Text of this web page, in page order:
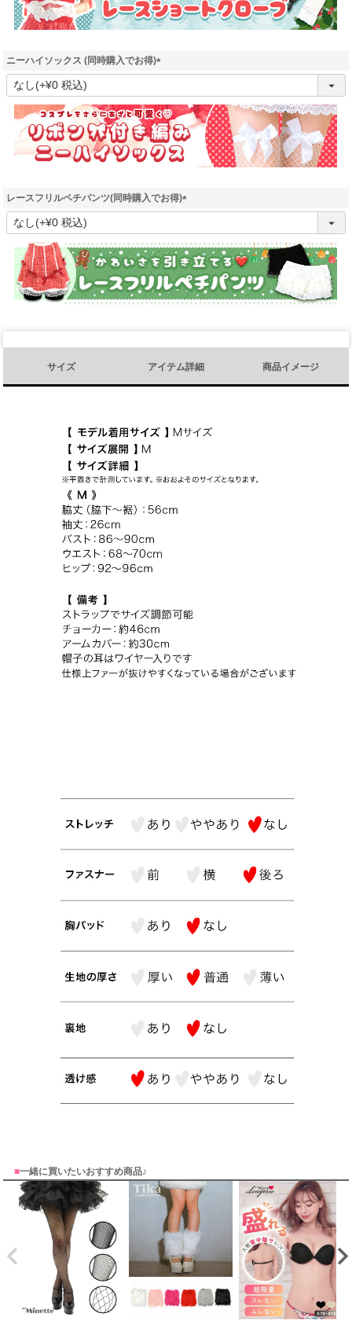
ニーハイソックス (同時購入でお得)
(
須
)
レースフリルペチパンツ(同時購入でお得)
(
須
)
サイズ アイテム詳細 商品イメージ
■一緒に買いたいおすすめ商品♪